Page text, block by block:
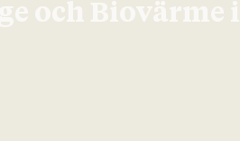
och Biovärme i